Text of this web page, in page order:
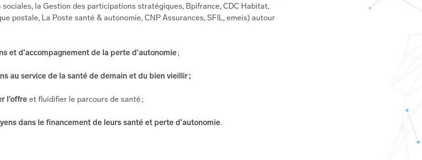
sociales, la Gestion des participations stratégiques, Bpifrance, CDC Habitat,
postale, La Poste santé & autonomie, CNP Assurances, SFIL, emeis) autour
et d’accompagnement de la perte d’autonomie;
au service de la santé de demain et du bien vieillir ;
l’offre et fluidifier le parcours de santé ;
dans le financement de leurs santé et perte d’autonomie.